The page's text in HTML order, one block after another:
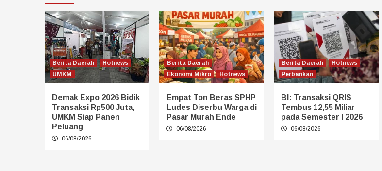
Berita Daerah
Hotnews
UMKM
Demak Expo 2026 Bidik
Transaksi Rp500 Juta,
UMKM Siap Panen
Peluang
06/08/2026
Berita Daerah
Ekonomi Mikro
Hotnews
Empat Ton Beras SPHP
Ludes Diserbu Warga di
Pasar Murah Ende
06/08/2026
Berita Daerah
Hotnews
Perbankan
BI: Transaksi QRIS
Tembus 12,55 Miliar
pada Semester I 2026
06/08/2026